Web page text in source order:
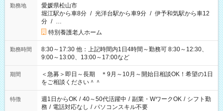
勤務地
愛媛県松山市
堀江駅から車8分 / 光洋台駅から車9分 / 伊予和気駅から車12
分 / …
特別養護老人ホーム
勤務時間
8:30～17:30 他：上記時間内1日4時間～勤務可 8:30～12:30、
9:00～13:00、13:00～17:00など
期間
＜急募＞即日～長期 ＊9月～10月～開始日相談OK！希望の1日
をご相談ください＾＾
特徴 週1日からOK / 40～50代活躍中 / 副業・WワークOK / シフト勤
務 / 電話対応なし / パソコンスキル不要